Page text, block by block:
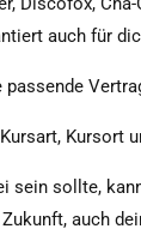
auch für
Kursort
sein sollte,
auch